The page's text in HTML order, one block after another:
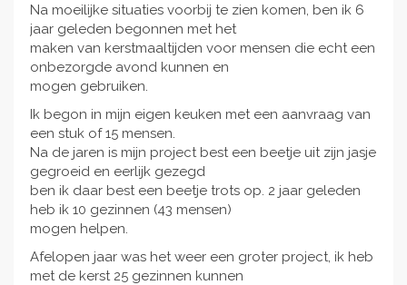
Na moeilijke situaties voorbij te zien komen, ben ik 6
jaar geleden begonnen met het
maken van kerstmaaltijden voor mensen die echt een
onbezorgde avond kunnen en
mogen gebruiken.
Ik begon in mijn eigen keuken met een aanvraag van
een stuk of 15 mensen.
Na de jaren is mijn project best een beetje uit zijn jasje
gegroeid en eerlijk gezegd
ben ik daar best een beetje trots op. 2 jaar geleden
heb ik 10 gezinnen (43 mensen)
mogen helpen.
Afelopen jaar was het weer een groter project, ik heb
met de kerst 25 gezinnen kunnen